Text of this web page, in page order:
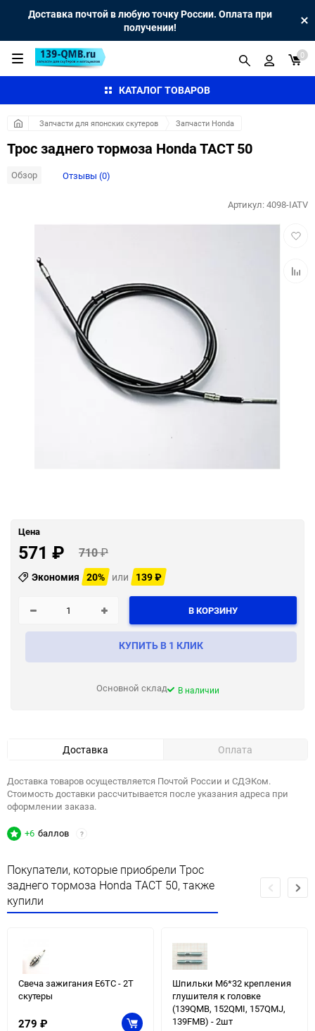
Доставка почтой в любую точку России. Оплата при
получении!
КАТАЛОГ ТОВАРОВ
0
Запчасти для японских скутеров Запчасти Honda
Трос заднего тормоза Honda TACT 50
Обзор Отзывы (0)
Артикул:4098-IATV
Цена
571 ₽ 710₽
Экономия 20% или 139₽
В КОРЗИНУ
КУПИТЬ В 1 КЛИК
Основной склад В наличии
Доставка Оплата
Доставка товаров осуществляется Почтой России и СДЭКом.
Стоимость доставки рассчитывается после указания адреса при
оформлении заказа.
+6 баллов ?
Покупатели, которые приобрели Трос
заднего тормоза Honda TACT 50, также
купили
Свеча зажигания E6TC - 2Т
скутеры
279 ₽
Шпильки М6*32 крепления
глушителя к головке
(139QMB, 152QMI, 157QMJ,
139FMB) - 2шт